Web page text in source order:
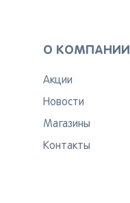
О КОМПАНИИ
Акции
Новости
Магазины
Контакты